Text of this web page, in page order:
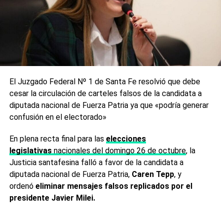
El Juzgado Federal Nº 1 de Santa Fe resolvió que debe
cesar la circulación de carteles falsos de la candidata a
diputada nacional de Fuerza Patria ya que «podría generar
confusión en el electorado»
En plena recta final para las elecciones
legislativasnacionales del domingo 26 de octubre, la
Justicia santafesina falló a favor de la candidata a
diputada nacional de Fuerza Patria,Caren Tepp, y
ordenóeliminar mensajes falsos replicados por el
presidente Javier Milei.